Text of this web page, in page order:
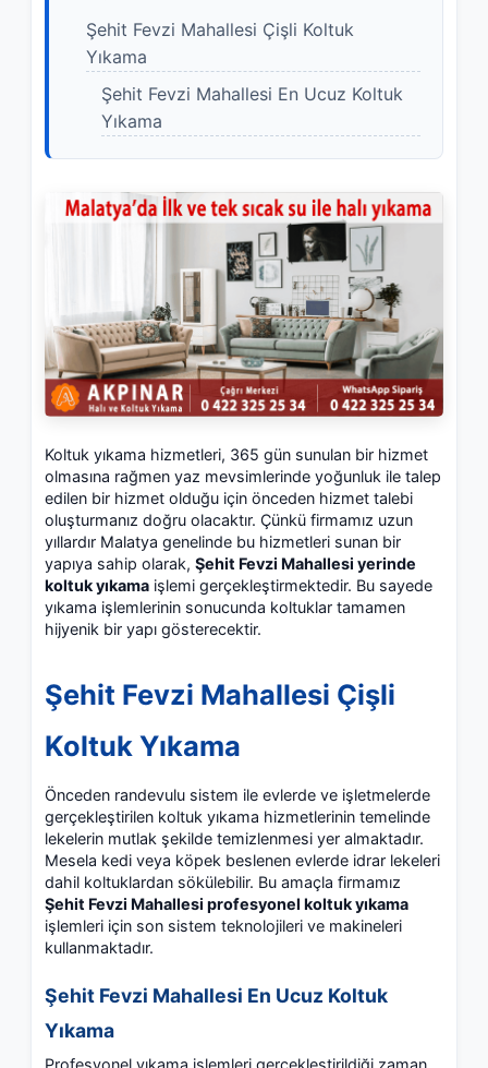
Şehit Fevzi Mahallesi Çişli Koltuk
Yıkama
Şehit Fevzi Mahallesi En Ucuz Koltuk
Yıkama
Koltuk yıkama hizmetleri, 365 gün sunulan bir hizmet
olmasına rağmen yaz mevsimlerinde yoğunluk ile talep
edilen bir hizmet olduğu için önceden hizmet talebi
oluşturmanız doğru olacaktır. Çünkü firmamız uzun
yıllardır Malatya genelinde bu hizmetleri sunan bir
yapıya sahip olarak,Şehit Fevzi Mahallesi yerinde
koltuk yıkama işlemi gerçekleştirmektedir. Bu sayede
yıkama işlemlerinin sonucunda koltuklar tamamen
hijyenik bir yapı gösterecektir.
Şehit Fevzi Mahallesi Çişli
Koltuk Yıkama
Önceden randevulu sistem ile evlerde ve işletmelerde
gerçekleştirilen koltuk yıkama hizmetlerinin temelinde
lekelerin mutlak şekilde temizlenmesi yer almaktadır.
Mesela kedi veya köpek beslenen evlerde idrar lekeleri
dahil koltuklardan sökülebilir. Bu amaçla firmamız
Şehit Fevzi Mahallesi profesyonel koltuk yıkama
işlemleri için son sistem teknolojileri ve makineleri
kullanmaktadır.
Şehit Fevzi Mahallesi En Ucuz Koltuk
Yıkama
Profesyonel yıkama işlemleri gerçekleştirildiği zaman